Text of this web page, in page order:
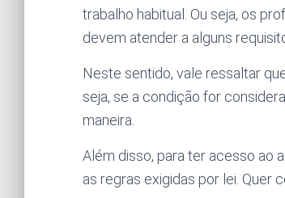
trabalho habitual. Ou seja, os
devem atender a alguns
Neste sentido, vale ressaltar
seja, se a condição for
maneira.
Além disso, para ter acesso ao
as regras exigidas por lei. Quer